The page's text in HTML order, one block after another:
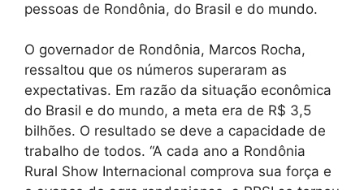
pessoas de Rondônia, do Brasil e do mundo.
O governador de Rondônia, Marcos Rocha,
ressaltou que os números superaram as
expectativas. Em razão da situação econômica
do Brasil e do mundo, a meta era de R$ 3,5
bilhões. O resultado se deve a capacidade de
trabalho de todos. “A cada ano a Rondônia
Rural Show Internacional comprova sua força e